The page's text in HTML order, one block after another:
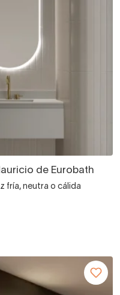
de Eurobath
fría, neutra o cálida